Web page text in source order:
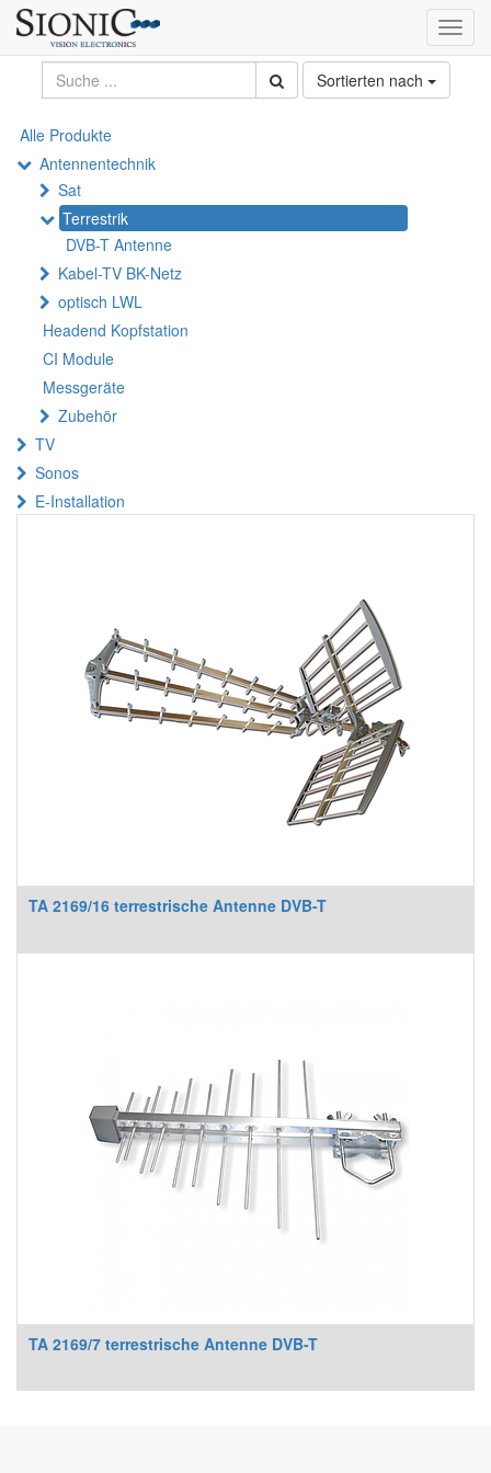
Sortierten nach
Alle Produkte
Antennentechnik
Sat
Terrestrik
DVB-T Antenne
Kabel-TV BK-Netz
optisch LWL
Headend Kopfstation
CI Module
Messgeräte
Zubehör
TV
Sonos
E-Installation
TA 2169/16 terrestrische Antenne DVB-T
TA 2169/7 terrestrische Antenne DVB-T